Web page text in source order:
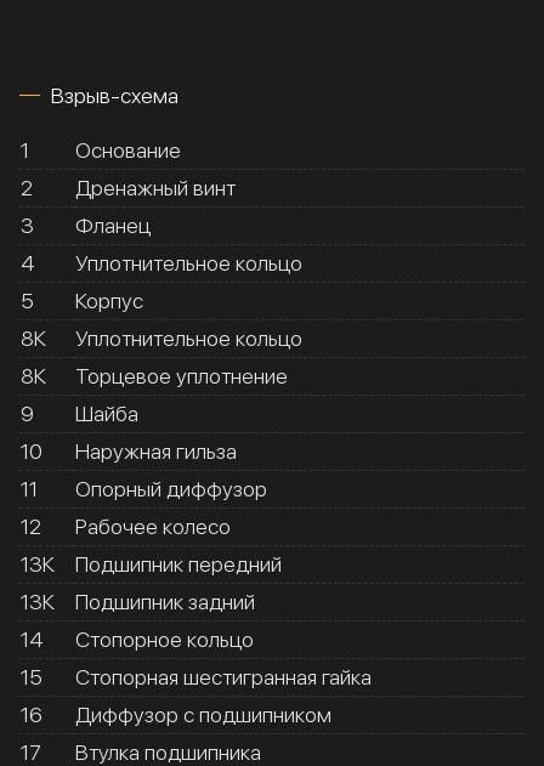
Взрыв-схема
1
Основание
2
Дренажный винт
3
Фланец
4
Уплотнительное кольцо
5
Корпус
8К
Уплотнительное кольцо
8К
Торцевое уплотнение
9
Шайба
10
Наружная гильза
11
Опорный диффузор
12
Рабочее колесо
13К
Подшипник передний
13К
Подшипник задний
14
Стопорное кольцо
15
Стопорная шестигранная гайка
16
Диффузор с подшипником
17
Втулка подшипника